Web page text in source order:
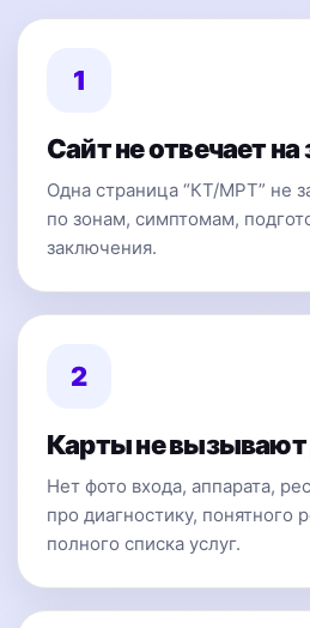
1
Сайт не отвечает на
Одна страница “КТ/МРТ” не
по зонам, симптомам,
заключения.
2
Карты не вызывают
Нет фото входа, аппарата,
про диагностику, понятного
полного списка услуг.